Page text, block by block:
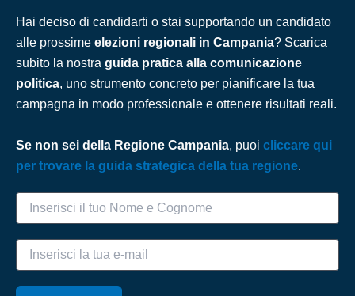
Hai deciso di candidarti o stai supportando un candidato
alle prossime elezioni regionali in Campania? Scarica
subito la nostra guida pratica alla comunicazione
politica, uno strumento concreto per pianificare la tua
campagna in modo professionale e ottenere risultati reali.
Se non sei della Regione Campania, puoi cliccare qui
per trovare la guida strategica della tua regione.